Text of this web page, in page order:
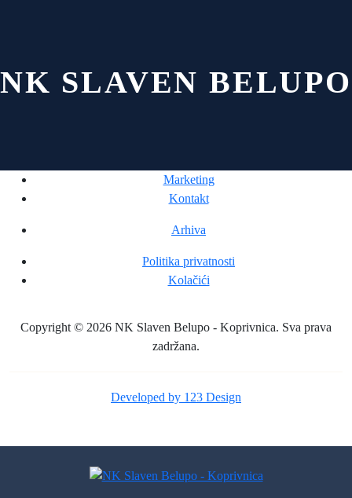
NK SLAVEN BELUPO
Marketing
Kontakt
Arhiva
Politika privatnosti
Kolačići
Copyright © 2026 NK Slaven Belupo - Koprivnica. Sva prava
zadržana.
Developed by 123 Design